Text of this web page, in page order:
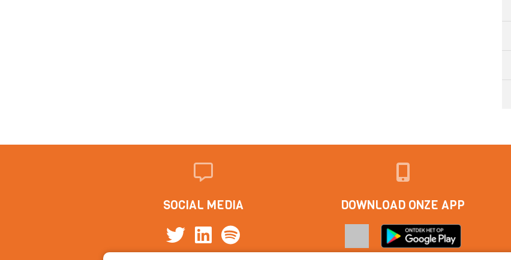
SOCIAL MEDIA DOWNLOAD ONZE APP